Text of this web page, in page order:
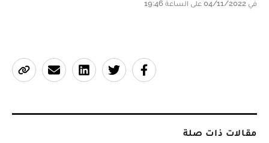
في 04/11/2022 على الساعة 19:46
مقالات ذات صلة